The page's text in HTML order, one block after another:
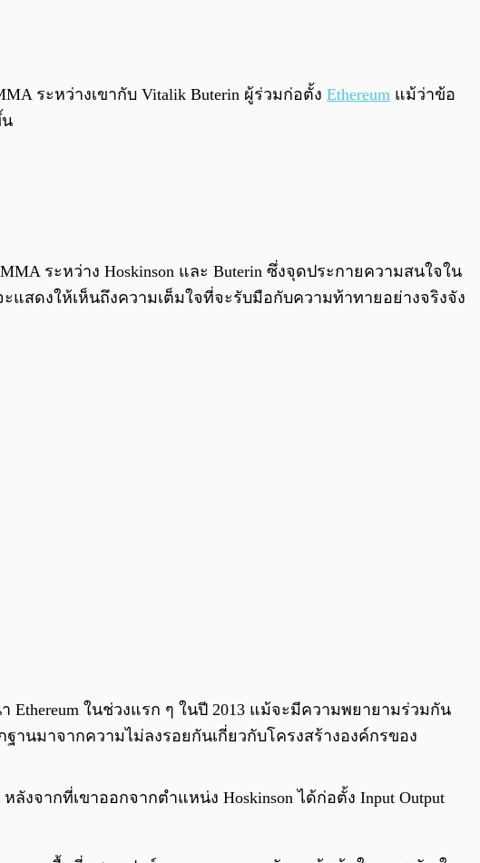
0:00
ระหว่างเขากับ Vitalik Buterin ผู้ร่วมก่อตั้ง Ethereum แม้ว่าข้อ
น
ระหว่าง Hoskinson และ Buterin ซึ่งจุดประกายความสนใจใน
แสดงให้เห็นถึงความเต็มใจที่จะรับมือกับความท้าทายอย่างจริงจัง
ในช่วงแรก ๆ ในปี 2013 แม้จะมีความพยายามร่วมกัน
นมาจากความไม่ลงรอยกันเกี่ยวกับโครงสร้างองค์กรของ
จากที่เขาออกจากตำแหน่ง Hoskinson ได้ก่อตั้ง Input Output